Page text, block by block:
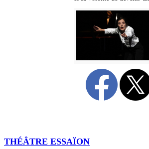
THÉÂTRE ESSAÏON